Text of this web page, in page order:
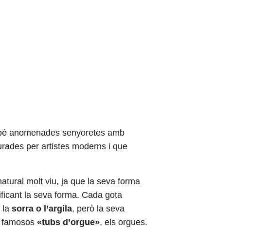
anomenades senyoretes amb
per artistes moderns i que
molt viu, ja que la seva forma
la seva forma. Cada gota
la sorra o l’argila, però la seva
«tubs d’orgue», els orgues.